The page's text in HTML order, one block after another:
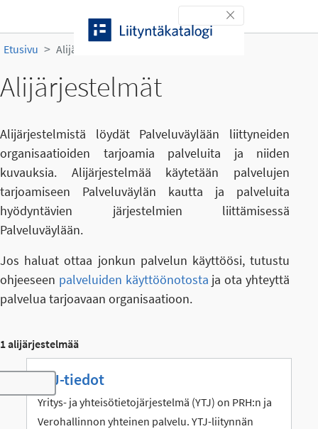
Toggle navigation
Etusivu Alijärjestelmät
Alijärjestelmät
Alijärjestelmistä löydät Palveluväylään liittyneiden
organisaatioiden tarjoamia palveluita ja niiden
kuvauksia. Alijärjestelmää käytetään palvelujen
tarjoamiseen Palveluväylän kautta ja palveluita
hyödyntävien järjestelmien liittämisessä
Palveluväylään.
Jos haluat ottaa jonkun palvelun käyttöösi, tutustu
ohjeeseen palveluiden käyttöönotosta ja ota yhteyttä
palvelua tarjoavaan organisaatioon.
1 alijärjestelmää
Toggle navigation
YTJ-tiedot
Yritys- ja yhteisötietojärjestelmä (YTJ) on PRH:n ja
Verohallinnon yhteinen palvelu. YTJ-liitynnän